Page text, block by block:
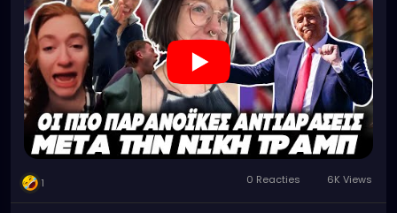
1 0 Reacties 6K Views